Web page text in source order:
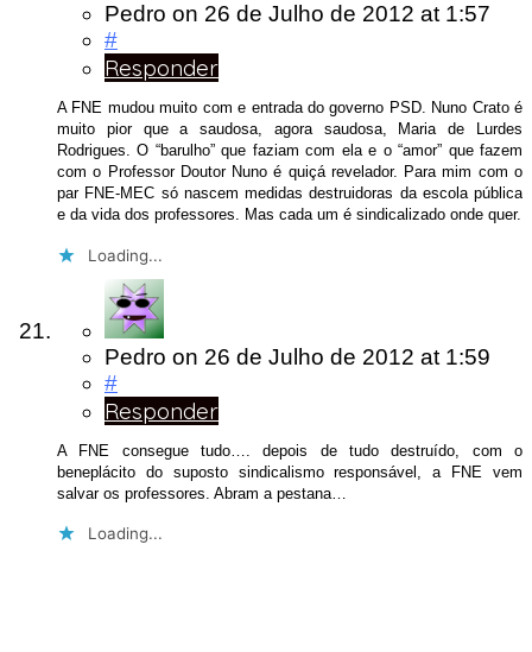
Pedro on 26 de Julho de 2012 at 1:57
#
Responder
A FNE mudou muito com e entrada do governo PSD. Nuno Crato é
muito pior que a saudosa, agora saudosa, Maria de Lurdes
Rodrigues. O “barulho” que faziam com ela e o “amor” que fazem
com o Professor Doutor Nuno é quiçá revelador. Para mim com o
par FNE-MEC só nascem medidas destruidoras da escola pública
e da vida dos professores. Mas cada um é sindicalizado onde quer.
Loading...
Pedro on 26 de Julho de 2012 at 1:59
#
Responder
A FNE consegue tudo…. depois de tudo destruído, com o
beneplácito do suposto sindicalismo responsável, a FNE vem
salvar os professores. Abram a pestana…
Loading...